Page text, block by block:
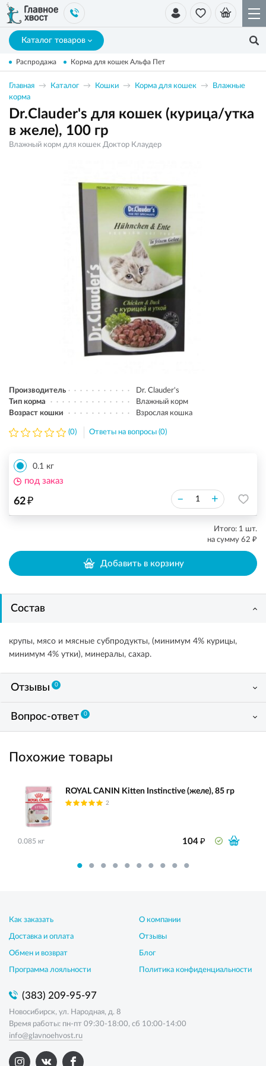
Каталог товаров
Распродажа Корма для кошек Альфа Пет
Главная Каталог Кошки Корма для кошек
Влажные
корма
Dr.Clauder's для кошек (курица/утка
в желе), 100 гр
Влажный корм для кошек Доктор Клаудер
Производитель
Dr. Clauder's
Тип корма
Влажный корм
Возраст кошки
Взрослая кошка
(0) Ответы на вопросы (0)
0.1 кг
62₽ – +
под заказ
Итого: 1 шт.
на сумму 62 ₽
Добавить в корзину
Состав
крупы, мясо и мясные субпродукты, (минимум 4% курицы,
минимум 4% утки), минералы, сахар.
Отзывы 0
Вопрос-ответ 0
Похожие товары
ROYAL CANIN Kitten Instinctive (желе), 85 гр
2
0.085 кг 104₽
Как заказать
Доставка и оплата
Обмен и возврат
Программа лояльности
О компании
Отзывы
Блог
Политика конфиденциальности
(383) 209-95-97
Новосибирск, ул. Народная, д. 8
Время работы: пн-пт 09:30-18:00, сб 10:00-14:00
info@glavnoehvost.ru